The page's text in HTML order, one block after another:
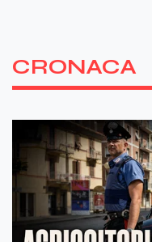
CRONACA